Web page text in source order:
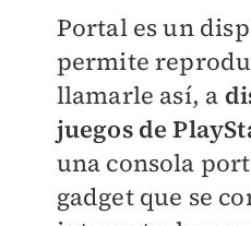
Portal es un
permite
llamarle así, a
juegos de
una consola
gadget que se